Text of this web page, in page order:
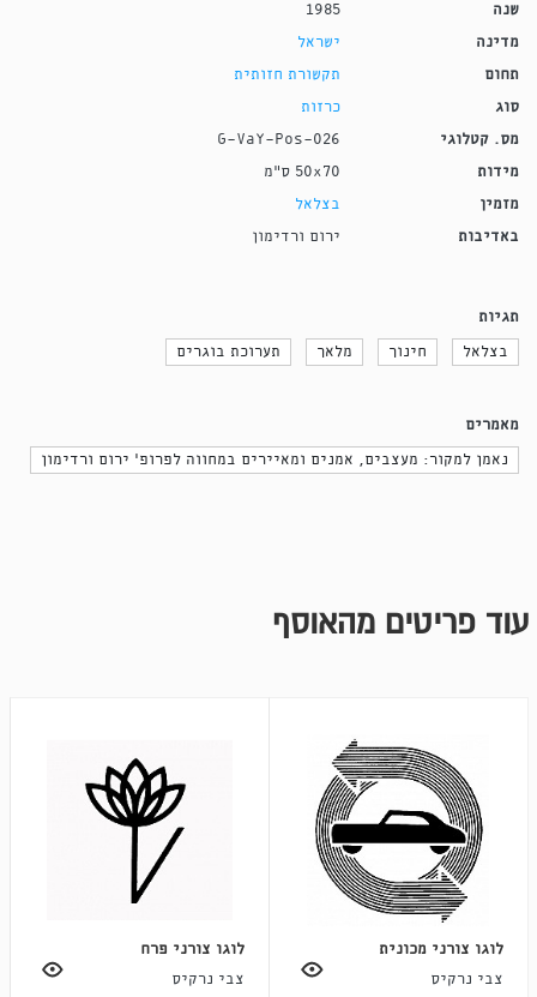
שנה 1985
מדינה ישראל
תחום תקשורת חזותית
סוג כרזות
מס. קטלוגי G-VaY-Pos-026
מידות 50x70 ס"מ
מזמין בצלאל
באדיבות ירום ורדימון
תגיות
בצלאל חינוך מלאך תערוכת בוגרים
מאמרים
נאמן למקור: מעצבים, אמנים ומאיירים במחווה לפרופ' ירום ורדימון
עוד פריטים מהאוסף
לוגו צורני מכונית
צבי נרקיס
לוגו צורני פרח
צבי נרקיס